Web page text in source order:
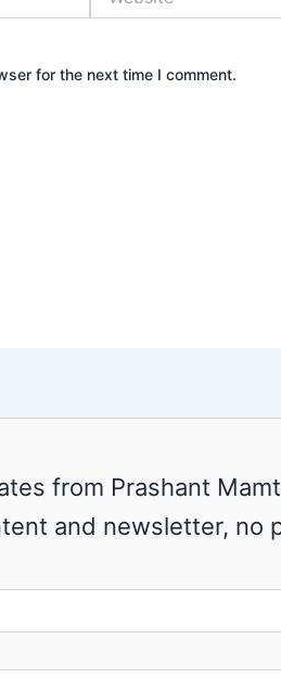
for the next time I comment.
from Prashant
and newsletter, no